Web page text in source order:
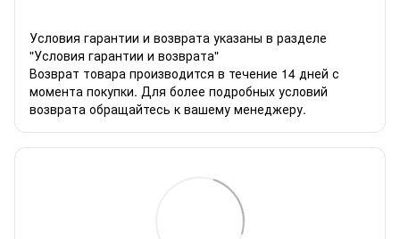
Условия гарантии и возврата указаны в разделе
"Условия гарантии и возврата"
Возврат товара производится в течение 14 дней с
момента покупки. Для более подробных условий
возврата обращайтесь к вашему менеджеру.